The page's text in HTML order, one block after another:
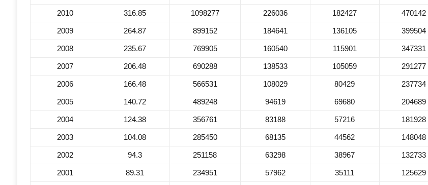
2010 316.85 1098277 226036 182427 470142
2009 264.87 899152 184641 136105 399504
2008 235.67 769905 160540 115901 347331
2007 206.48 690288 138533 105059 291277
2006 166.48 566531 108029 80429 237734
2005 140.72 489248 94619 69680 204689
2004 124.38 356761 83188 57216 181928
2003 104.08 285450 68135 44562 148048
2002 94.3 251158 63298 38967 132733
2001 89.31 234951 57962 35111 125629